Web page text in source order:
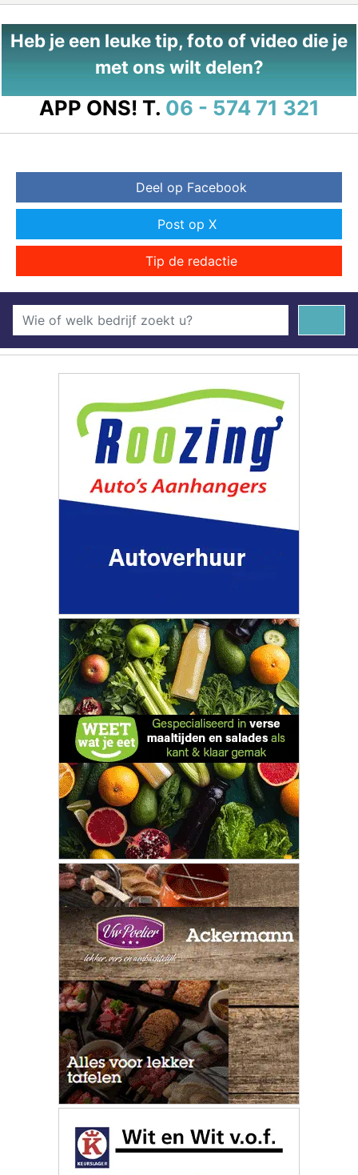
Heb je een leuke tip, foto of video die je
met ons wilt delen?
APP ONS! T. 06 - 574 71 321
Deel op Facebook
Post op X
Tip de redactie